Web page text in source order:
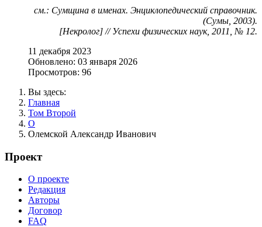
см.: Сумщина в именах. Энциклопедический справочник.
(Сумы, 2003).
[Некролог] // Успехи физических наук, 2011, № 12.
11 декабря 2023
Обновлено: 03 января 2026
Просмотров: 96
Вы здесь:
Главная
Том Второй
О
Олемской Александр Иванович
Проект
О проекте
Редакция
Авторы
Договор
FAQ